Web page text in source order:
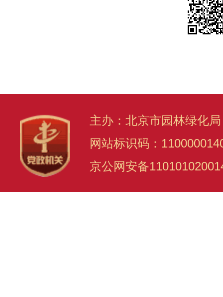
主办：北京市园林绿化
网站标识码：
京公网安备